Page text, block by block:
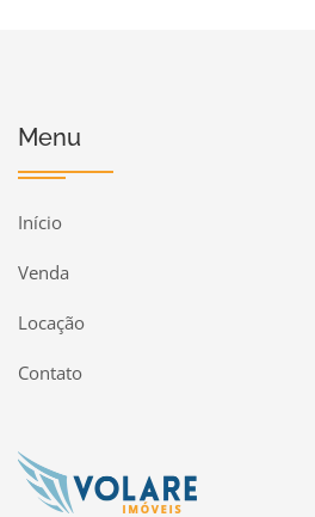
Menu
Início
Venda
Locação
Contato
Página inicial